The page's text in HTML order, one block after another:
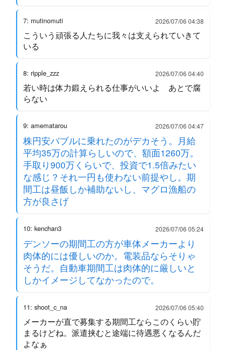
7: mutinomuti 2026/07/06 04:38
こういう頑張る人たちに我々は支えられていきて
いる
8: ripple_zzz 2026/07/06 04:40
若い時は体力鍛えられる仕事がいいよ あとで腐
らない
9: amematarou 2026/07/06 04:47
株円安バブルに乗れたのがデカそう。月給
平均35万の計算らしいので、額面1260万。
手取り900万くらいで、投資で1.5倍みたい
な感じ？それ一円も使わない前提やし。期
間工は昼飯しか補助ないし、マグロ漁船の
方が良さげ
10: kenchan3 2026/07/06 05:24
デンソーの期間工の方が車体メーカーより
肉体的には優しいのか。電装品ならそりゃ
そうだ。自動車期間工は肉体的に厳しいと
しかイメージしてなかったので。
11: shoot_c_na 2026/07/06 05:40
メーカーが直で募集する期間工ならこのくらい貯
まるけどね。派遣挟むと途端に待遇悪くなるんだ
よなぁ